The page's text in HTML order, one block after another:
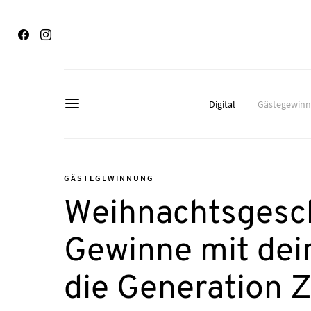
Digital
GÄSTEGEWINNUNG
Gewinne mit
die Generation Z